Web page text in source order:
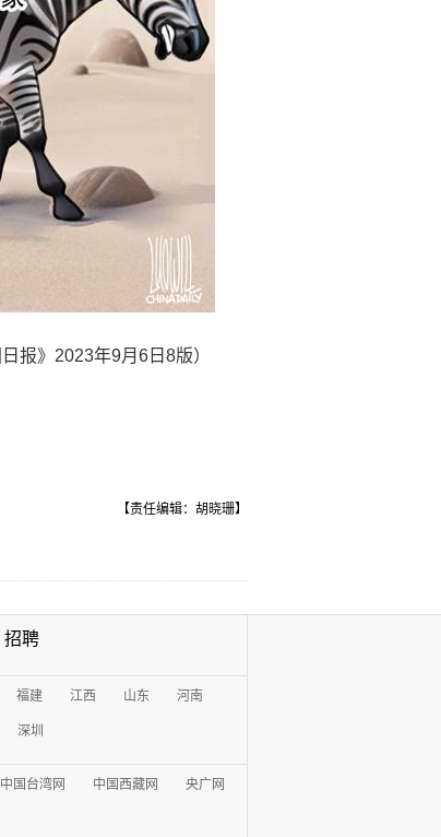
报》2023年9月6日8版）
【责任编辑：胡晓珊】
招聘
福建 江西 山东 河南
深圳
中国台湾网 中国西藏网 央广网